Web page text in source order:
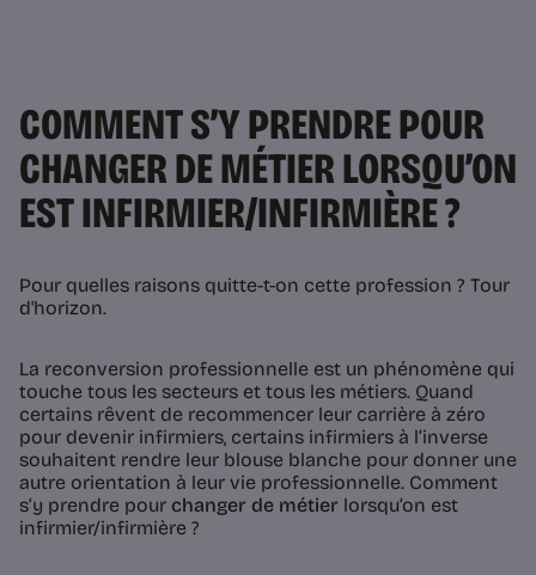
COMMENT S’Y PRENDRE POUR
CHANGER DE MÉTIER LORSQU’ON
EST INFIRMIER/INFIRMIÈRE ?
Pour quelles raisons quitte-t-on cette profession ? Tour
d'horizon.
La reconversion professionnelle est un phénomène qui
touche tous les secteurs et tous les métiers. Quand
certains rêvent de recommencer leur carrière à zéro
pour devenir infirmiers, certains infirmiers à l’inverse
souhaitent rendre leur blouse blanche pour donner une
autre orientation à leur vie professionnelle. Comment
s’y prendre pour changer de métier lorsqu’on est
infirmier/infirmière ?